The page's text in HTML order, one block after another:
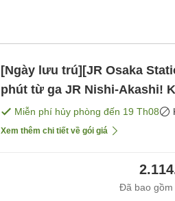
[Ngày lưu trú][JR Osaka
phút từ ga JR Nishi-Akashi!
[Không bao gồm bữa ăn]
Miễn phí hủy phòng đến 19 Th08
Xem thêm chi tiết về gói giá
Đã bao